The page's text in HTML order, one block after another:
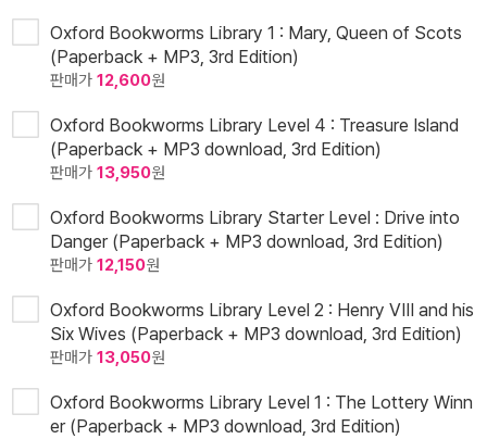
Oxford Bookworms Library 1 : Mary, Queen of Scots
(Paperback + MP3, 3rd Edition)
판매가 12,600원
Oxford Bookworms Library Level 4 : Treasure Island
(Paperback + MP3 download, 3rd Edition)
판매가 13,950원
Oxford Bookworms Library Starter Level : Drive into
Danger (Paperback + MP3 download, 3rd Edition)
판매가 12,150원
Oxford Bookworms Library Level 2 : Henry VIII and his
Six Wives (Paperback + MP3 download, 3rd Edition)
판매가 13,050원
Oxford Bookworms Library Level 1 : The Lottery Winn
er (Paperback + MP3 download, 3rd Edition)